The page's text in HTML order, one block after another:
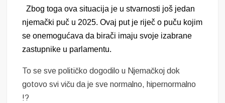
Zbog toga ova situacija je u stvarnosti još jedan
njemački puč u 2025. Ovaj put je riječ o puču kojim
se onemogućava da birači imaju svoje izabrane
zastupnike u parlamentu.
To se sve političko dogodilo u Njemačkoj dok
gotovo svi viču da je sve normalno, hipernormalno
!?